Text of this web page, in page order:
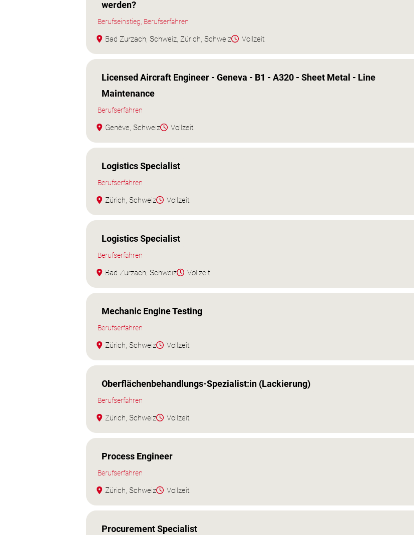
werden?
Berufseinstieg, Berufserfahren
Bad Zurzach, Schweiz, Zürich, Schweiz Vollzeit
Licensed Aircraft Engineer - Geneva - B1 - A320 - Sheet Metal - Line
Maintenance
Berufserfahren
Genève, Schweiz Vollzeit
Logistics Specialist
Berufserfahren
Zürich, Schweiz Vollzeit
Logistics Specialist
Berufserfahren
Bad Zurzach, Schweiz Vollzeit
Mechanic Engine Testing
Berufserfahren
Zürich, Schweiz Vollzeit
Oberflächenbehandlungs-Spezialist:in (Lackierung)
Berufserfahren
Zürich, Schweiz Vollzeit
Process Engineer
Berufserfahren
Zürich, Schweiz Vollzeit
Procurement Specialist